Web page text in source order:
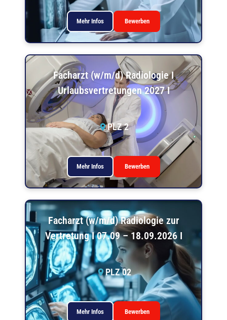
Mehr Infos Bewerben
Facharzt (w/m/d) Radiologie I
Urlaubsvertretungen 2027 I
PLZ 2
Mehr Infos Bewerben
Facharzt (w/m/d) Radiologie zur
Vertretung I 07.09 – 18.09.2026 I
PLZ 02
Mehr Infos Bewerben